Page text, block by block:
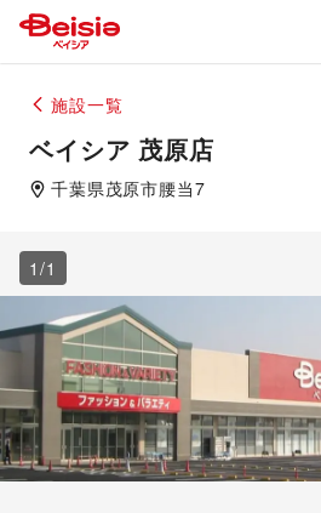
施設一覧
ベイシア 茂原店
千葉県茂原市腰当7
1 /1